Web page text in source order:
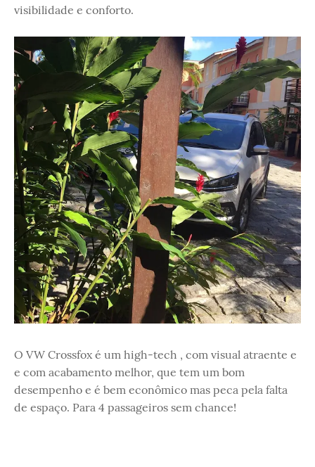
visibilidade e conforto.
O VW Crossfox é um high-tech , com visual atraente e
e com acabamento melhor, que tem um bom
desempenho e é bem econômico mas peca pela falta
de espaço. Para 4 passageiros sem chance!